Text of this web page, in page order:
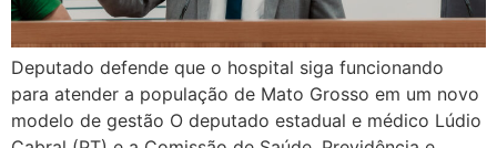
Deputado defende que o hospital siga funcionando
para atender a população de Mato Grosso em um novo
modelo de gestão O deputado estadual e médico Lúdio